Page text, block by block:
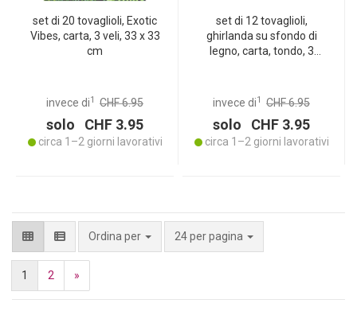
set di 20 tovaglioli, Exotic
Vibes, carta, 3 veli, 33 x 33
cm
invece di1 CHF 6.95
solo CHF 3.95
circa 1–2 giorni lavorativi
set di 12 tovaglioli,
ghirlanda su sfondo di
legno, carta, tondo, 3
invece di1 CHF 6.95
solo CHF 3.95
circa 1–2 giorni lavorativi
Ordina per 24 per pagina
1 2 »